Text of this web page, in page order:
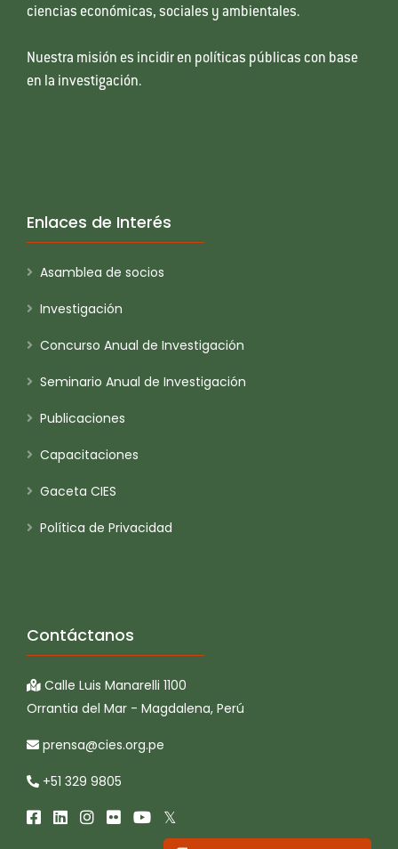
ciencias económicas, sociales y ambientales.
Nuestra misión es incidir en políticas públicas con base
en la investigación.
Enlaces de Interés
Asamblea de socios
Investigación
Concurso Anual de Investigación
Seminario Anual de Investigación
Publicaciones
Capacitaciones
Gaceta CIES
Política de Privacidad
Contáctanos
Calle Luis Manarelli 1100
Orrantia del Mar - Magdalena, Perú
prensa@cies.org.pe
+51 329 9805